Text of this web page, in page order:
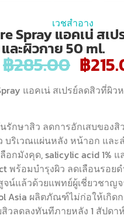
เวชสำอาง
Spray แอคเน่ สเ
ละผิวกาย 50 ml.
฿285.00 ฿
แอคเน่ สเปรย์ลดสิวที่ผิว
รักษาสิว ลดการอักเสบของสิ
บริเวณแผ่นหลัง หน้าอก และ
อกมังคุด, salicylic acid 1%
พร้อมบำรุงผิว ลดเลือนรอย
จน์แล้วด้วยแพทย์ผู้เชี่ยวชาญ
Asia ผลิตภัณฑ์ไม่ก่อให้เกิดก
วลดลงทันทีภายหลัง 1 สัปดา